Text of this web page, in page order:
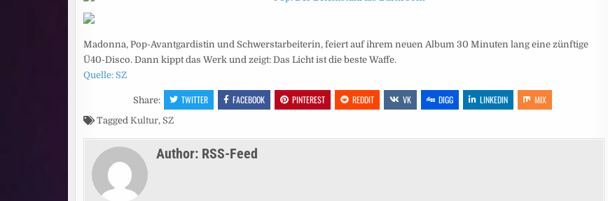
Madonna, Pop-Avantgardistin und Schwerstarbeiterin, feiert auf ihrem neuen Album 30 Minuten lang eine zünftige
Ü40-Disco. Dann kippt das Werk und zeigt: Das Licht ist die beste Waffe.
Quelle: SZ
Share: TWITTER FACEBOOK PINTEREST REDDIT VK DIGG LINKEDIN MIX
Tagged Kultur, SZ
Author: RSS-Feed